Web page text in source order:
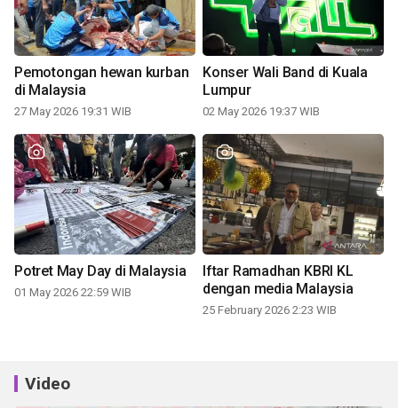
Pemotongan hewan kurban
di Malaysia
27 May 2026 19:31 WIB
Konser Wali Band di Kuala
Lumpur
02 May 2026 19:37 WIB
Potret May Day di Malaysia
01 May 2026 22:59 WIB
Iftar Ramadhan KBRI KL
dengan media Malaysia
25 February 2026 2:23 WIB
Video